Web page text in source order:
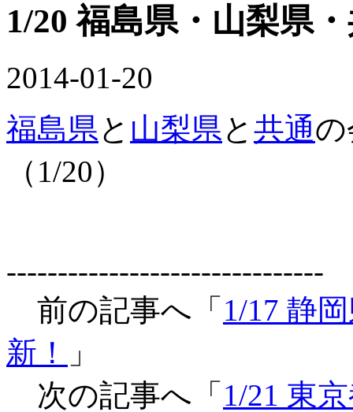
1/20 福島県・山梨県
2014-01-20
福島県と 山梨県と 共通
（1/20）
-------------------------------
前の記事へ「 1/17 静
新！
」
次の記事へ「 1/21 東